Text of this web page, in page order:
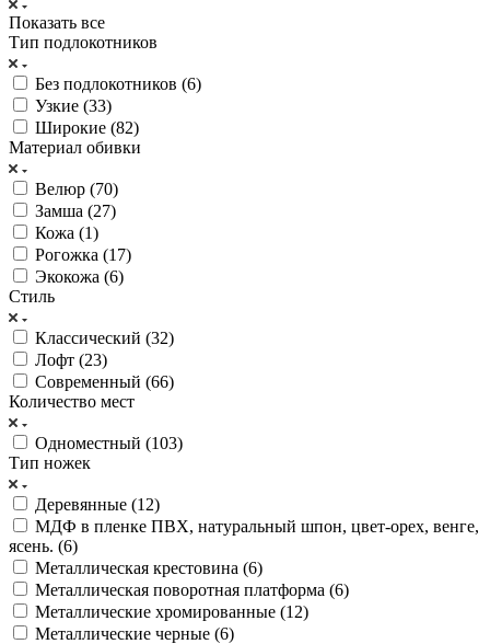
Показать все
Тип подлокотников
Без подлокотников (6)
Узкие (33)
Широкие (82)
Материал обивки
Велюр (70)
Замша (27)
Кожа (1)
Рогожка (17)
Экокожа (6)
Стиль
Классический (32)
Лофт (23)
Современный (66)
Количество мест
Одноместный (103)
Тип ножек
Деревянные (12)
МДФ в пленке ПВХ, натуральный шпон, цвет-орех, венге,
ясень. (6)
Металлическая крестовина (6)
Металлическая поворотная платформа (6)
Металлические хромированные (12)
Металлические черные (6)